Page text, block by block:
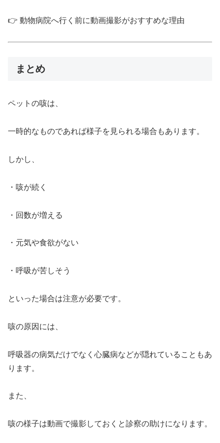
👉 動物病院へ行く前に動画撮影がおすすめな理由
まとめ
ペットの咳は、
一時的なものであれば様子を見られる場合もあります。
しかし、
・咳が続く
・回数が増える
・元気や食欲がない
・呼吸が苦しそう
といった場合は注意が必要です。
咳の原因には、
呼吸器の病気だけでなく心臓病などが隠れていることもあ
ります。
また、
咳の様子は動画で撮影しておくと診察の助けになります。